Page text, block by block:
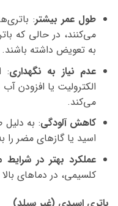
طول عمر بیشتر
می‌کنند، در حالی که
به تعویض داشته باشند.
عدم نیاز به نگهداری:
الکترولیت یا افزودن آب
می‌کند.
کاهش آلودگی: به
اسید یا گازهای مضر را
عملکرد بهتر در
کلسیمی، در دماهای